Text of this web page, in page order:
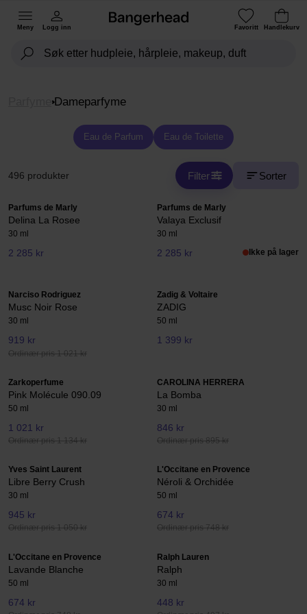
Meny Logg inn Favoritt Handlekurv
Dameparfyme
Eau de Parfum Eau de Toilette
496 produkter Filter Sorter
Parfums de Marly
Delina La Rosee
30 ml
2 285 kr
Parfums de Marly
Valaya Exclusif
30 ml
2 285 kr Ikke på lager
Narciso Rodriguez
Musc Noir Rose
30 ml
919 kr
Ordinær pris 1 021 kr
Zadig & Voltaire
ZADIG
50 ml
1 399 kr
Zarkoperfume
Pink Molécule 090.09
50 ml
1 021 kr
Ordinær pris 1 134 kr
CAROLINA HERRERA
La Bomba
30 ml
846 kr
Ordinær pris 895 kr
Yves Saint Laurent
Libre Berry Crush
30 ml
945 kr
Ordinær pris 1 050 kr
L'Occitane en Provence
Néroli & Orchidée
50 ml
674 kr
Ordinær pris 748 kr
L'Occitane en Provence
Lavande Blanche
50 ml
674 kr
Ralph Lauren
Ralph
30 ml
448 kr